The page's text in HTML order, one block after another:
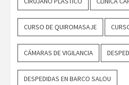
CURSO DE QUIROMASAJE
CÁMARAS DE VIGILANCIA
DESPEDIDAS EN BARCO SALOU